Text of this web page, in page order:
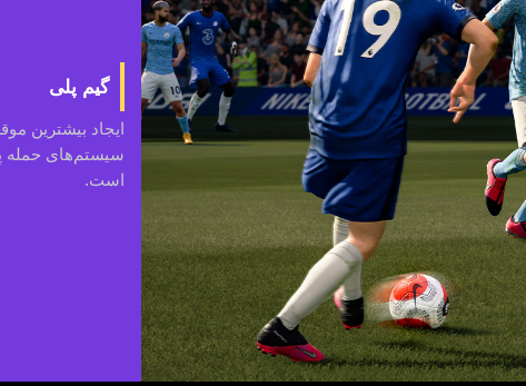
گیم پلی
ایجاد بیشترین
سیستم‌های حمله
است.